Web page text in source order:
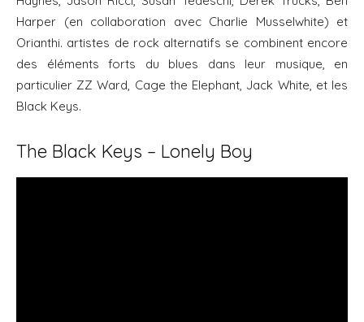
Harper (en collaboration avec Charlie Musselwhite) et
Orianthi. artistes de rock alternatifs se combinent encore
des éléments forts du blues dans leur musique, en
particulier ZZ Ward, Cage the Elephant, Jack White, et les
Black Keys.
The Black Keys – Lonely Boy